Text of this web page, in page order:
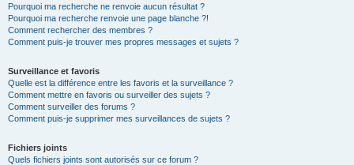
Pourquoi ma recherche ne renvoie aucun résultat ?
Pourquoi ma recherche renvoie une page blanche ?!
Comment rechercher des membres ?
Comment puis-je trouver mes propres messages et sujets ?
Surveillance et favoris
Quelle est la différence entre les favoris et la surveillance ?
Comment mettre en favoris ou surveiller des sujets ?
Comment surveiller des forums ?
Comment puis-je supprimer mes surveillances de sujets ?
Fichiers joints
Quels fichiers joints sont autorisés sur ce forum ?